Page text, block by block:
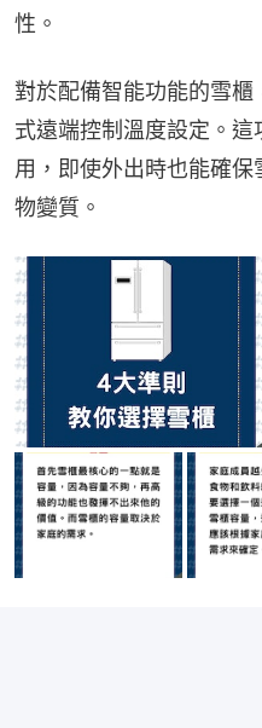
性。
對於配備智能功能的雪
式遠端控制溫度設定。
用，即使外出時也能確
物變質。